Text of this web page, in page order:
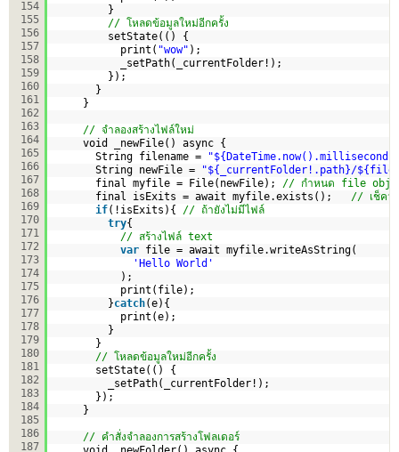
154
155
156
157
158
159
160
161
162
163
164
165
166
167
168
169
170
171
172
173
174
175
176
177
178
179
180
181
182
183
184
185
186
187
}
// โหลดข้อมูลใหม่อีกครั้ง
setState(() {
print( "wow" );
_setPath(_currentFolder!);
});
}
}
// จำลองสร้างไฟล์ใหม่
void _newFile() async {
String filename =
String newFile =
"${_currentFolder!.path}/
final myfile = File(newFile); // กำหนด file
final isExits = await myfile.exists(); // เช็คว่า
if(!isExits){ // ถ้ายังไม่มีไฟล์
try{
// สร้างไฟล์ text
var file = await myfile.writeAsString(
'Hello World'
);
print(file);
}catch(e){
print(e);
}
}
// โหลดข้อมูลใหม่อีกครั้ง
setState(() {
_setPath(_currentFolder!);
});
}
// คำสั่งจำลองการสร้างโฟลเดอร์